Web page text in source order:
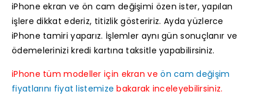
iPhone ekran ve ön cam değişimi özen ister, yapılan
işlere dikkat ederiz, titizlik gösteririz. Ayda yüzlerce
iPhone tamiri yaparız. İşlemler aynı gün sonuçlanır ve
ödemelerinizi kredi kartına taksitle yapabilirsiniz.
iPhone tüm modeller için ekran ve ön cam değişim
fiyatlarını fiyat listemize bakarak inceleyebilirsiniz.